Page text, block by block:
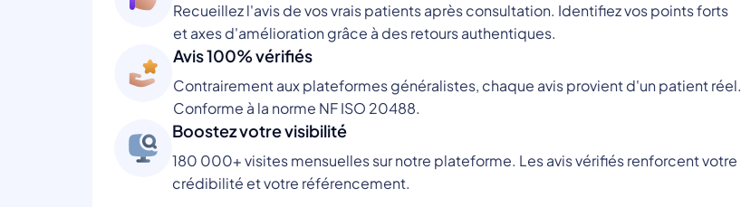
Recueillez l'avis de vos vrais patients après consultation. Identifiez vos points forts
et axes d'amélioration grâce à des retours authentiques.
Avis 100% vérifiés
Contrairement aux plateformes généralistes, chaque avis provient d'un patient réel.
Conforme à la norme NF ISO 20488.
Boostez votre visibilité
180 000+ visites mensuelles sur notre plateforme. Les avis vérifiés renforcent votre
crédibilité et votre référencement.